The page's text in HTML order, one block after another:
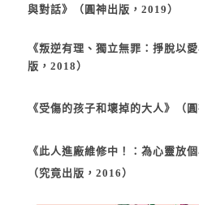
與對話》（圓神出版，2019）
《叛逆有理、獨立無罪：掙脫以
版，2018）
《受傷的孩子和壞掉的大人 》（
《此人進廠維修中！：為心靈放
（究竟出版，2016）